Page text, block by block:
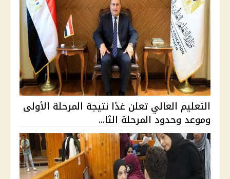
التعليم العالي تعلن غدًا نتيجة المرحلة الأولى
وموعد وحدود المرحلة الثا...